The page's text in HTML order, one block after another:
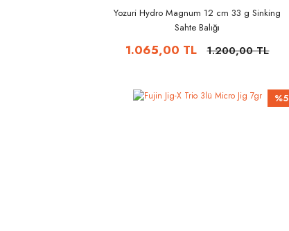
Yozuri Hydro Magnum 12 cm 33 g Sinking
Sahte Balığı
1.065,00 TL 1.200,00 TL
%5